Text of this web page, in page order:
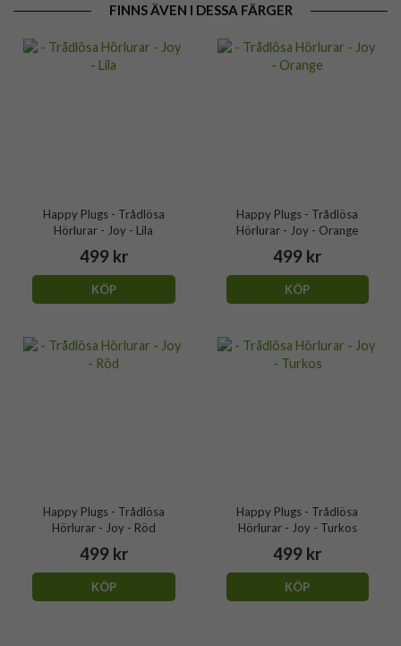
FINNS ÄVEN I DESSA FÄRGER
Happy Plugs - Trådlösa
Hörlurar - Joy - Lila
499 kr
KÖP
Happy Plugs - Trådlösa
Hörlurar - Joy - Orange
499 kr
KÖP
Happy Plugs - Trådlösa
Hörlurar - Joy - Röd
499 kr
KÖP
Happy Plugs - Trådlösa
Hörlurar - Joy - Turkos
499 kr
KÖP